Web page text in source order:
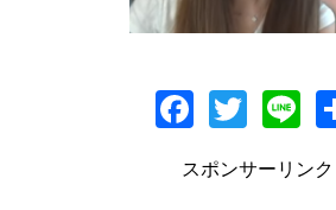
F
e
T
itt
Li
e
スポンサーリンク